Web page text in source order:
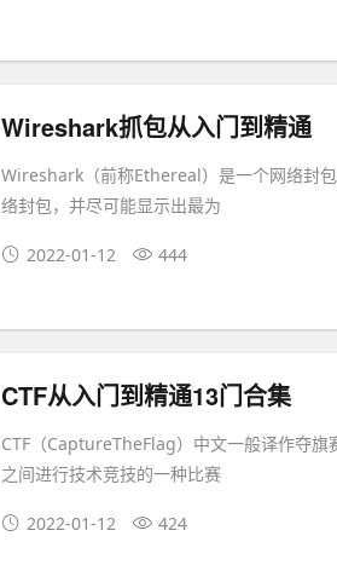
Wireshark抓包从入门到精通
Wireshark（前称Ethereal）是一个网络封
络封包，并尽可能显示出最为
2022-01-12 444
CTF从入门到精通13门合集
CTF（CaptureTheFlag）中文一般译作夺
之间进行技术竞技的一种比赛
2022-01-12 424